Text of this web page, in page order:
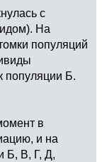
с
На
популяций
популяции Б.
в
и на
Б, В, Г, Д,